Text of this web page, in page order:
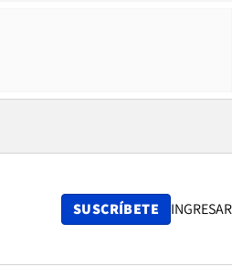
SUSCRÍBETE INGRESAR